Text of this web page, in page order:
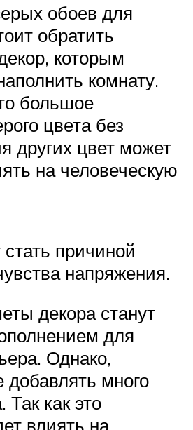
обоев для
обратить
которым
комнату.
большое
цвета без
других цвет может
на человеческую
причиной
напряжения.
декора станут
для
Однако,
добавлять много
Так как это
влиять на